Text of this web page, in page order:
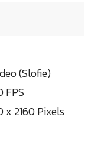
(Slofie)
FPS
2160 Pixels